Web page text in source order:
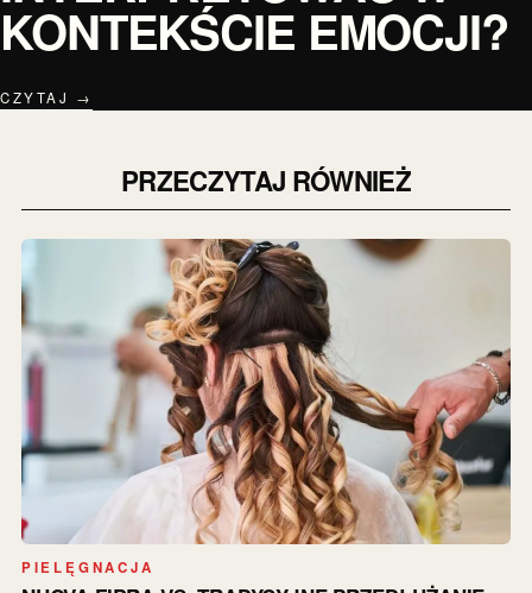
KONTEKŚCIE EMOCJI?
CZYTAJ →
PRZECZYTAJ RÓWNIEŻ
PIELĘGNACJA